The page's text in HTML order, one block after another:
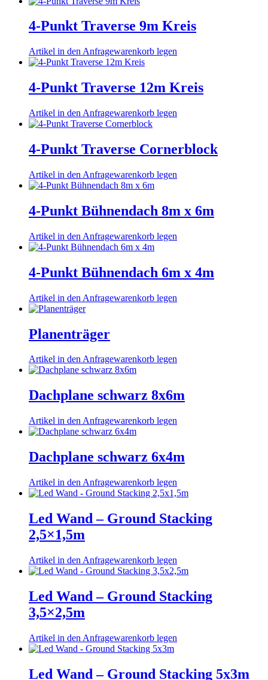
4-Punkt Traverse 9m Kreis
Artikel in den Anfragewarenkorb legen
4-Punkt Traverse 12m Kreis
Artikel in den Anfragewarenkorb legen
4-Punkt Traverse Cornerblock
Artikel in den Anfragewarenkorb legen
4-Punkt Bühnendach 8m x 6m
Artikel in den Anfragewarenkorb legen
4-Punkt Bühnendach 6m x 4m
Artikel in den Anfragewarenkorb legen
Planenträger
Artikel in den Anfragewarenkorb legen
Dachplane schwarz 8x6m
Artikel in den Anfragewarenkorb legen
Dachplane schwarz 6x4m
Artikel in den Anfragewarenkorb legen
Led Wand – Ground Stacking
2,5×1,5m
Artikel in den Anfragewarenkorb legen
Led Wand – Ground Stacking
3,5×2,5m
Artikel in den Anfragewarenkorb legen
Led Wand – Ground Stacking 5x3m